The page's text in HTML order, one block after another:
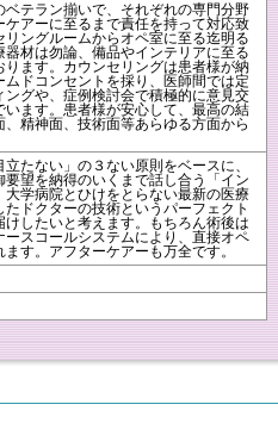
ベテラン揃いで、それぞれの専門分野
アーに至るまで責任を持って対応致
ングルームからオペ室に至る迄明る
材は勿論、備品やインテリアに至る
ます。カウンセリングは患者様が納
ドコンセントを採り、医師間では定
グや、症例検討会で積極的に意見交
ます。患者様が安心して、最高の結
精神面、技術面等あらゆる方面から
たない」の３ない原則をベースに、
望を納得のいくまで話し合う「イン
学病院とひけをとらない最新の医療
ドクターの技術というパーフェクト
したいと考えます。もちろん術後は
ースコールシステムにより、直接オペ
す。アフターケアーも万全です。